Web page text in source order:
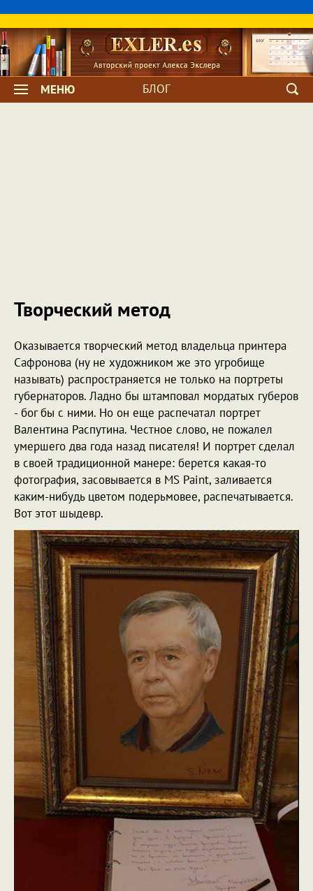
МЕНЮ БЛОГ
Творческий метод
Оказывается творческий метод владельца принтера
Сафронова (ну не художником же это угробище
называть) распространяется не только на портреты
губернаторов. Ладно бы штамповал мордатых губеров
- бог бы с ними. Но он еще распечатал портрет
Валентина Распутина. Честное слово, не пожалел
умершего два года назад писателя! И портрет сделал
в своей традиционной манере: берется какая-то
фотография, засовывается в MS Paint, заливается
каким-нибудь цветом подерьмовее, распечатывается.
Вот этот шыдевр.